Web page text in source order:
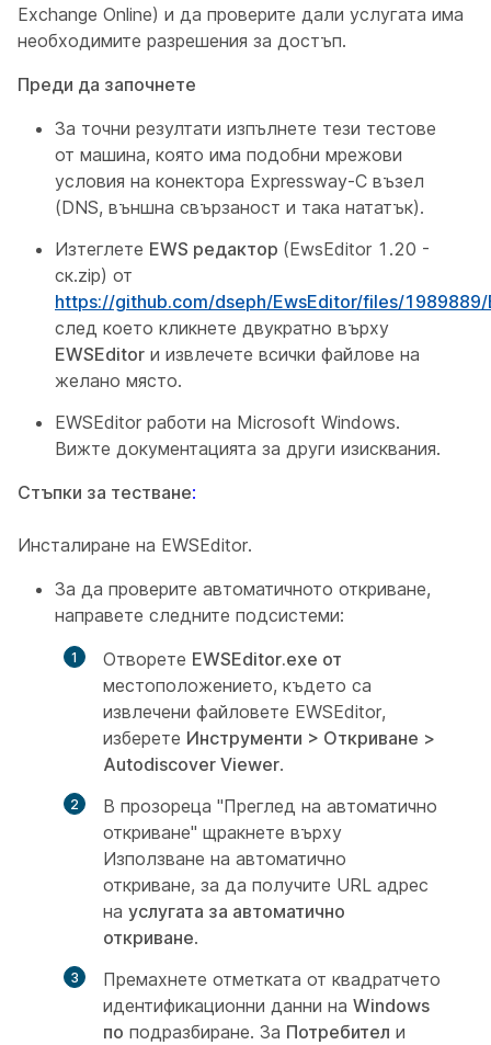
Exchange Online) и да проверите дали услугата има
необходимите разрешения за достъп.
Преди да започнете
За точни резултати изпълнете тези тестове
от машина, която има подобни мрежови
условия на конектора Expressway-C възел
(DNS, външна свързаност и така нататък).
Изтеглете EWS редактор (EwsEditor 1.20 -
ск.zip) от
https://github.com/dseph/EwsEditor/files/
след което кликнете двукратно върху
EWSEditor и извлечете всички файлове на
желано място.
EWSEditor работи на Microsoft Windows.
Вижте документацията за други изисквания.
Стъпки за тестване:
Инсталиране на EWSEditor.
За да проверите автоматичното откриване,
направете следните подсистеми:
Отворете EWSEditor.exe от
местоположението, където са
извлечени файловете EWSEditor,
изберете Инструменти > Откриване >
Autodiscover Viewer.
В прозореца "Преглед на автоматично
откриване" щракнете върху
Използване на автоматично
откриване, за да получите URL адрес
на услугата за автоматично
откриване.
Премахнете отметката от квадратчето
идентификационни данни на Windows
по подразбиране. За Потребител и